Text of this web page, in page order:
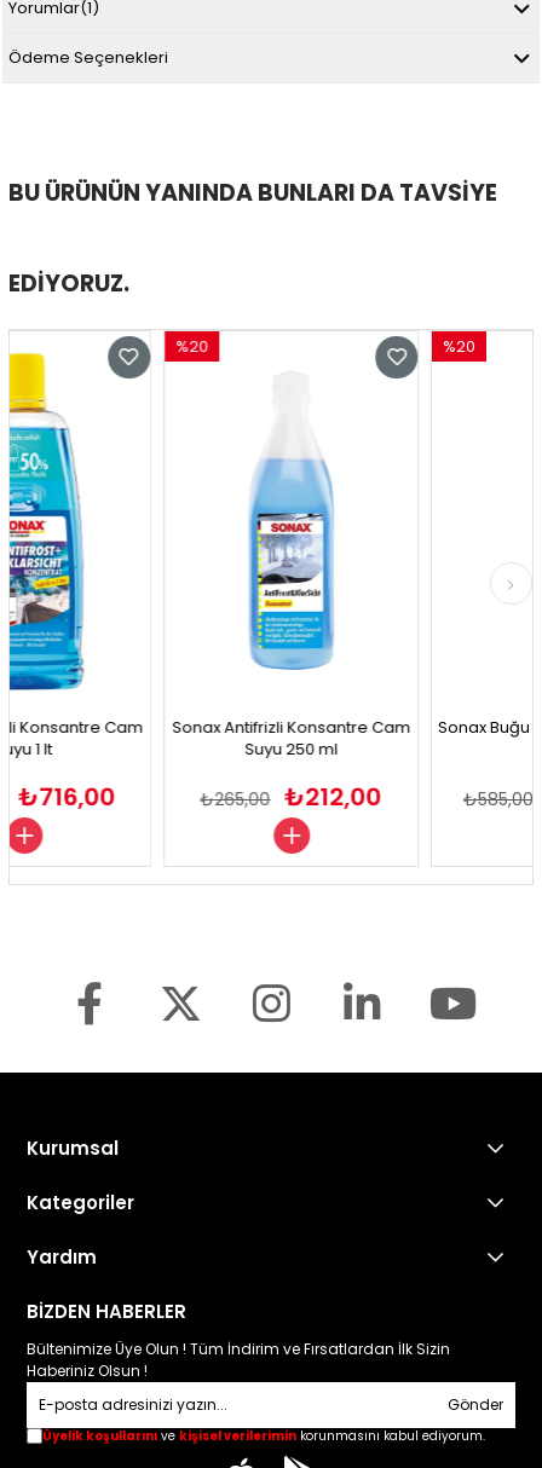
Yorumlar(1)
Ödeme Seçenekleri
BU ÜRÜNÜN YANINDA BUNLARI DA TAVSIYE
EDIYORUZ.
Cam
Sonax Antifrizli Konsantre Cam
Suyu 250 ml
₺212,00
₺265,00
%20
İndirim
Sonax Buğu
₺585,00
%20
İndirim
Kurumsal
Kategoriler
Yardım
BİZDEN HABERLER
Bültenimize Üye Olun ! Tüm İndirim ve Fırsatlardan İlk Sizin
Haberiniz Olsun !
Gönder
Üyelik koşullarını ve kişisel verilerimin korunmasını kabul ediyorum.
02:55